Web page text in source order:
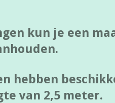
kun je een
hebben
van 2,5 meter.